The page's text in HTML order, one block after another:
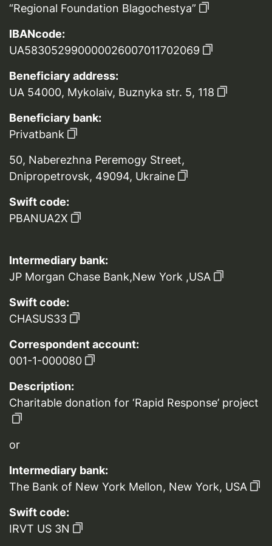
“Regional Foundation Blagochestya”
IBANcode:
UA583052990000026007011702069
Beneficiary address:
UA 54000, Mykolaiv, Buznyka str. 5, 118
Beneficiary bank:
Privatbank
50, Naberezhna Peremogy Street,
Dnipropetrovsk, 49094, Ukraine
Swift code:
PBANUA2X
Intermediary bank:
JP Morgan Chase Bank,New York ,USA
Swift code:
CHASUS33
Correspondent account:
001-1-000080
Description:
Charitable donation for ‘Rapid Response’ project
or
Intermediary bank:
The Bank of New York Mellon, New York, USA
Swift code:
IRVT US 3N